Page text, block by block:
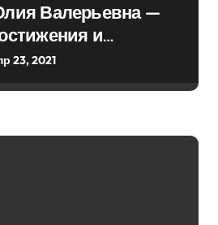
Валерьевна —
и
Колпино
23, 2021